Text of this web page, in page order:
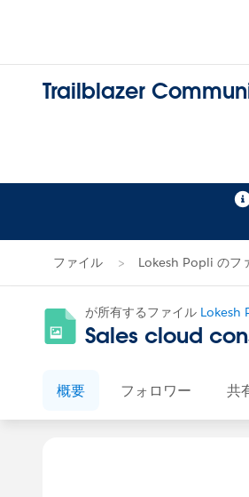
Trailblazer
ファイル Lokesh Popli のフ
が所有するファイル Lokesh
Sales cloud
概要 フォロワー 共